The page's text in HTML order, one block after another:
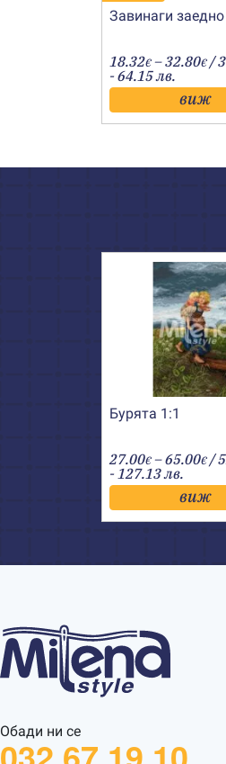
Завинаги заедно
18.32€ –32.80€ /
- 64.15 лв.
виж
Бурята 1:1
27.00€ –65.00€ /
- 127.13 лв.
виж
Обади ни се